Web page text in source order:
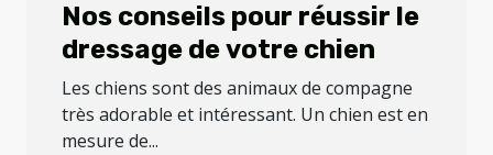
Nos conseils pour réussir le
dressage de votre chien
Les chiens sont des animaux de compagne
très adorable et intéressant. Un chien est en
mesure de...